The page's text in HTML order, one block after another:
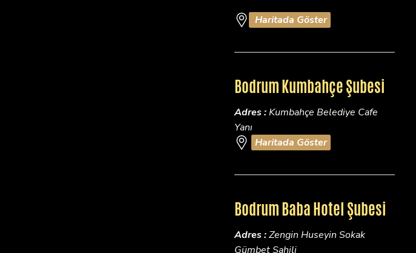
Haritada Göster
Bodrum Kumbahçe Şubesi
Adres :Kumbahçe Belediye Cafe
Yanı
Haritada Göster
Bodrum Baba Hotel Şubesi
Adres :Zengin Huseyin Sokak
Gümbet Sahili